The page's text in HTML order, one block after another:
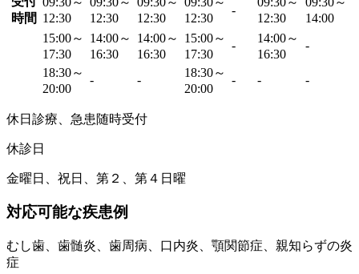
時間 12:30
12:30
12:30
12:30
-
12:30
14:00
15:00～
17:30
14:00～
16:30
14:00～
16:30
15:00～
17:30
-
14:00～
16:30
-
18:30～
20:00
- -
18:30～
20:00
- - -
休日診療、急患随時受付
休診日
金曜日、祝日、第２、第４日曜
対応可能な疾患例
むし歯、歯髄炎、歯周病、口内炎、顎関節症、親知らずの炎
症